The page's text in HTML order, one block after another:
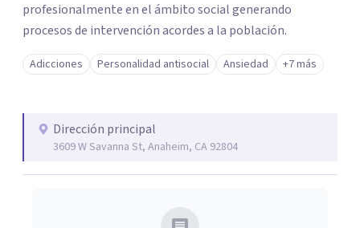
profesionalmente en el ámbito social generando
procesos de intervención acordes a la población.
Adicciones Personalidad antisocial Ansiedad +7 más
Dirección principal
3609 W Savanna St, Anaheim, CA 92804